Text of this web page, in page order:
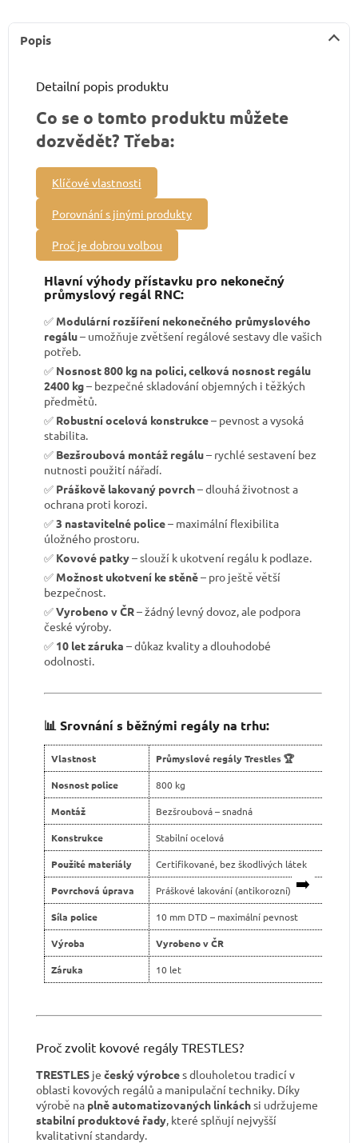
Popis
Detailní popis produktu
Co se o tomto produktu můžete
dozvědět? Třeba:
Klíčové vlastnosti
Porovnání s jinými produkty
Proč je dobrou volbou
Hlavní výhody přístavku pro nekonečný
průmyslový regál RNC:
✅ Modulární rozšíření nekonečného průmyslového
regálu– umožňuje zvětšení regálové sestavy dle vašich
potřeb.
✅ Nosnost 800 kg na polici, celková nosnost regálu
2400 kg– bezpečné skladování objemných i těžkých
předmětů.
✅ Robustní ocelová konstrukce– pevnost a vysoká
stabilita.
✅ Bezšroubová montáž regálu– rychlé sestavení bez
nutnosti použití nářadí.
✅ Práškově lakovaný povrch– dlouhá životnost a
ochrana proti korozi.
✅3 nastavitelné police– maximální flexibilita
úložného prostoru.
✅ Kovové patky– slouží k ukotvení regálu k podlaze.
✅ Možnost ukotvení ke stěně– pro ještě větší
bezpečnost.
✅Vyrobeno v ČR– žádný levný dovoz, ale podpora
české výroby.
✅ 10 let záruka – důkaz kvality a dlouhodobé
odolnosti.
📊 Srovnání s běžnými regály na trhu:
➡️
Vlastnost Průmyslové regály Trestles 🏆
Nosnost police 800 kg
Montáž Bezšroubová – snadná
Konstrukce Stabilní ocelová
Použité materiály Certifikované, bez škodlivých látek
Povrchová úprava Práškové lakování (antikorozní)
Síla police 10 mm DTD – maximální pevnost
Výroba Vyrobeno v ČR
Záruka 10 let
Proč zvolit kovové regály TRESTLES?
TRESTLES je český výrobces dlouholetou tradicí v
oblasti kovových regálů a manipulační techniky. Díky
výrobě na plně automatizovaných linkáchsi udržujeme
stabilní produktové řady, které splňují nejvyšší
kvalitativní standardy.